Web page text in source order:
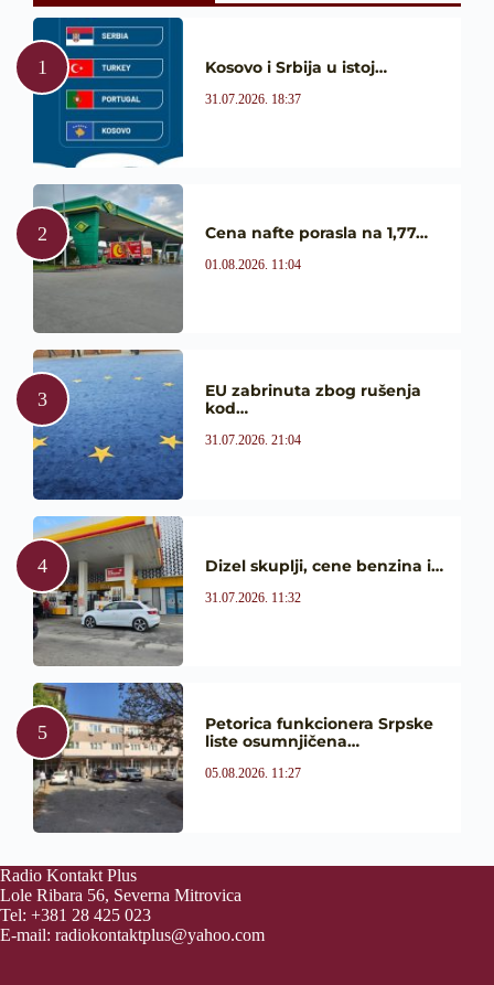
Kosovo i Srbija u istoj…
31.07.2026. 18:37
Cena nafte porasla na 1,77…
01.08.2026. 11:04
EU zabrinuta zbog rušenja
kod…
31.07.2026. 21:04
Dizel skuplji, cene benzina i…
31.07.2026. 11:32
Petorica funkcionera Srpske
liste osumnjičena…
05.08.2026. 11:27
Radio Kontakt Plus
Lole Ribara 56, Severna Mitrovica
Tel: +381 28 425 023
E-mail: radiokontaktplus@yahoo.com